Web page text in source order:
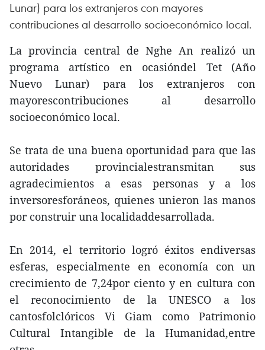
Lunar) para los extranjeros con mayores
contribuciones al desarrollo socioeconómico local.
La provincia central de Nghe An realizó un
programa artístico en ocasióndel Tet (Año
Nuevo Lunar) para los extranjeros con
mayorescontribuciones al desarrollo
socioeconómico local.
Se trata de una buena oportunidad para que las
autoridades provincialestransmitan sus
agradecimientos a esas personas y a los
inversoresforáneos, quienes unieron las manos
por construir una localidaddesarrollada.
En 2014, el territorio logró éxitos endiversas
esferas, especialmente en economía con un
crecimiento de 7,24por ciento y en cultura con
el reconocimiento de la UNESCO a los
cantosfolclóricos Vi Giam como Patrimonio
Cultural Intangible de la Humanidad,entre